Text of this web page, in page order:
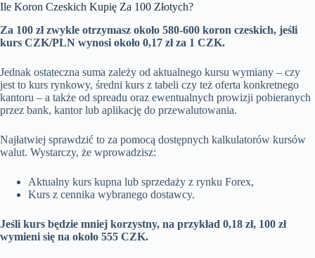
Ile Koron Czeskich Kupię Za 100 Złotych?
Za 100 zł zwykle otrzymasz około 580-600 koron czeskich, jeśli
kurs CZK/PLN wynosi około 0,17 zł za 1 CZK.
Jednak ostateczna suma zależy od aktualnego kursu wymiany – czy
jest to kurs rynkowy, średni kurs z tabeli czy też oferta konkretnego
kantoru – a także od spreadu oraz ewentualnych prowizji pobieranych
przez bank, kantor lub aplikację do przewalutowania.
Najłatwiej sprawdzić to za pomocą dostępnych kalkulatorów kursów
walut. Wystarczy, że wprowadzisz:
Aktualny kurs kupna lub sprzedaży z rynku Forex,
Kurs z cennika wybranego dostawcy.
Jeśli kurs będzie mniej korzystny, na przykład 0,18 zł, 100 zł
wymieni się na około 555 CZK.